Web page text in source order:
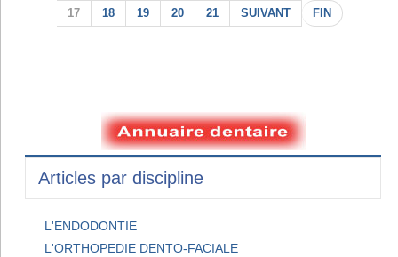
17 18 19 20 21 SUIVANT FIN
Articles par discipline
L'ENDODONTIE
L'ORTHOPEDIE DENTO-FACIALE